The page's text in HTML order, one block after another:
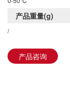
产品重量(g)
/
产品咨询